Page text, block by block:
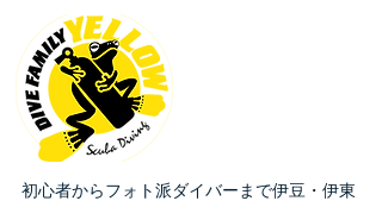
初心者からフォト派ダイバーまで伊豆・伊東